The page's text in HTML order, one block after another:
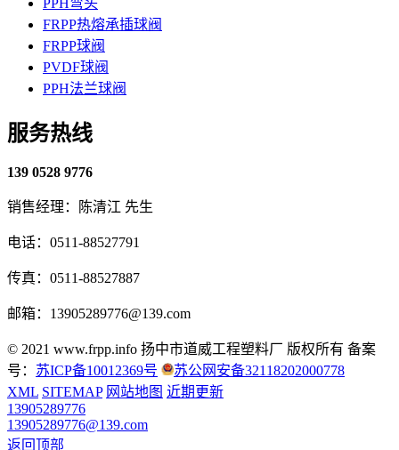
PPH弯头
FRPP热熔承插球阀
FRPP球阀
PVDF球阀
PPH法兰球阀
服务热线
139 0528 9776
销售经理：陈清江 先生
电话：0511-88527791
传真：0511-88527887
邮箱：13905289776@139.com
© 2021 www.frpp.info 扬中市道威工程塑料厂 版权所有 备案
号： 苏ICP备10012369号
苏公网安备32118202000778
XML SITEMAP 网站地图 近期更新
13905289776
13905289776@139.com
返回顶部